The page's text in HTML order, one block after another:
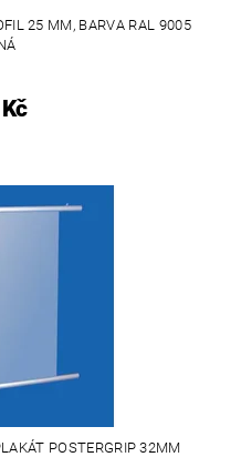
25 MM, BARVA RAL 9005
POSTERGRIP 32MM